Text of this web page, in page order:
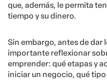
que, además, le permita
tiempo y su dinero.
Sin embargo, antes de dar
importante reflexionar
emprender: qué etapas y
iniciar un negocio, qué